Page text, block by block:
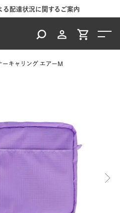
る配達状況に関するご案内
ーキャリング エアーM